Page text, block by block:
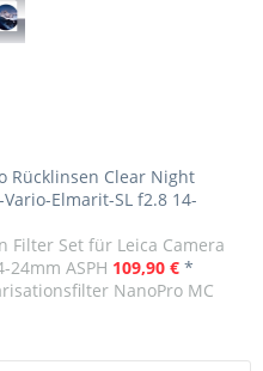
Rücklinsen Clear Night
Elmarit-SL f2.8 14-
Filter Set für Leica Camera
24mm ASPH 109,90 € *
NanoPro MC